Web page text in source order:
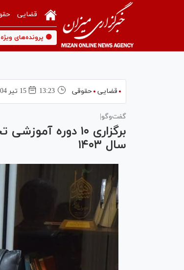
قضایی
🟡 پرونده‌های
قضایی حقوقی 13:23 15 تير 1404
گفت‌و‌گو|
برگزاری ۱۰
سال ۱۴۰۳